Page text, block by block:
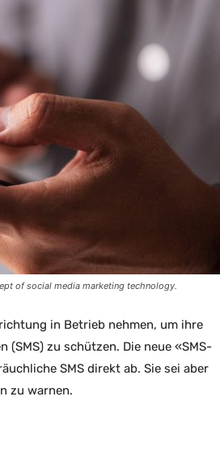
of social media marketing technology.
in Betrieb nehmen, um ihre
zu schützen. Die neue «SMS-
SMS direkt ab. Sie sei aber
zu warnen.